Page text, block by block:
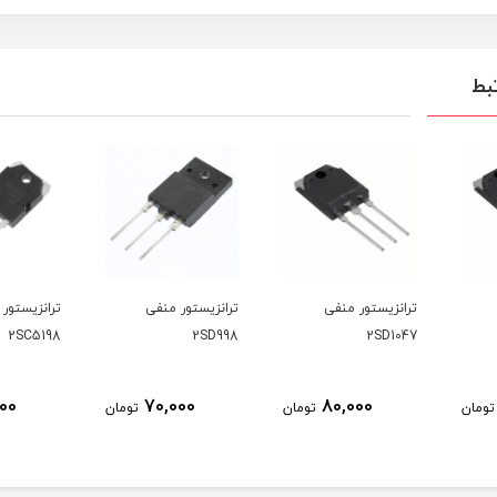
تومان
ترانزیستور منفی
2SD998
70,000 تومان
ترانزیستور منفی
2SC5198
70,000 تومان